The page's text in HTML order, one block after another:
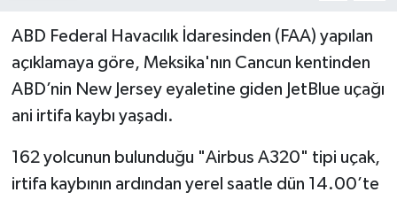
ABD Federal Havacılık İdaresinden (FAA) yapılan
açıklamaya göre, Meksika'nın Cancun kentinden
ABD’nin New Jersey eyaletine giden JetBlue uçağı
ani irtifa kaybı yaşadı.
162 yolcunun bulunduğu "Airbus A320" tipi uçak,
irtifa kaybının ardından yerel saatle dün 14.00’te